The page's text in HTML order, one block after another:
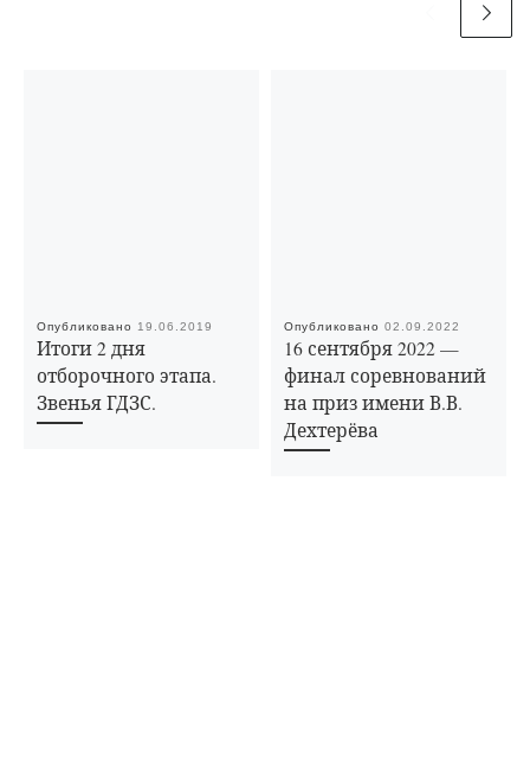
Опубликовано 19.06.2019
Итоги 2 дня
отборочного этапа.
Звенья ГДЗС.
Опубликовано02.09.2022
16 сентября 2022 —
финал соревнований
на приз имени В.В.
Дехтерёва